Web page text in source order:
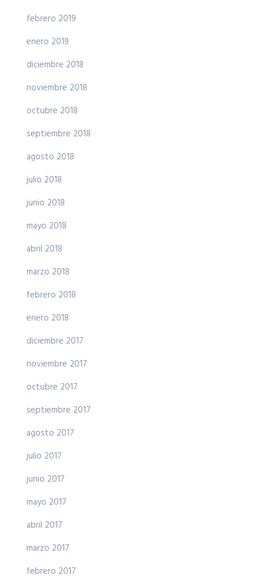
febrero 2019
enero 2019
diciembre 2018
noviembre 2018
octubre 2018
septiembre 2018
agosto 2018
julio 2018
junio 2018
mayo 2018
abril 2018
marzo 2018
febrero 2018
enero 2018
diciembre 2017
noviembre 2017
octubre 2017
septiembre 2017
agosto 2017
julio 2017
junio 2017
mayo 2017
abril 2017
marzo 2017
febrero 2017